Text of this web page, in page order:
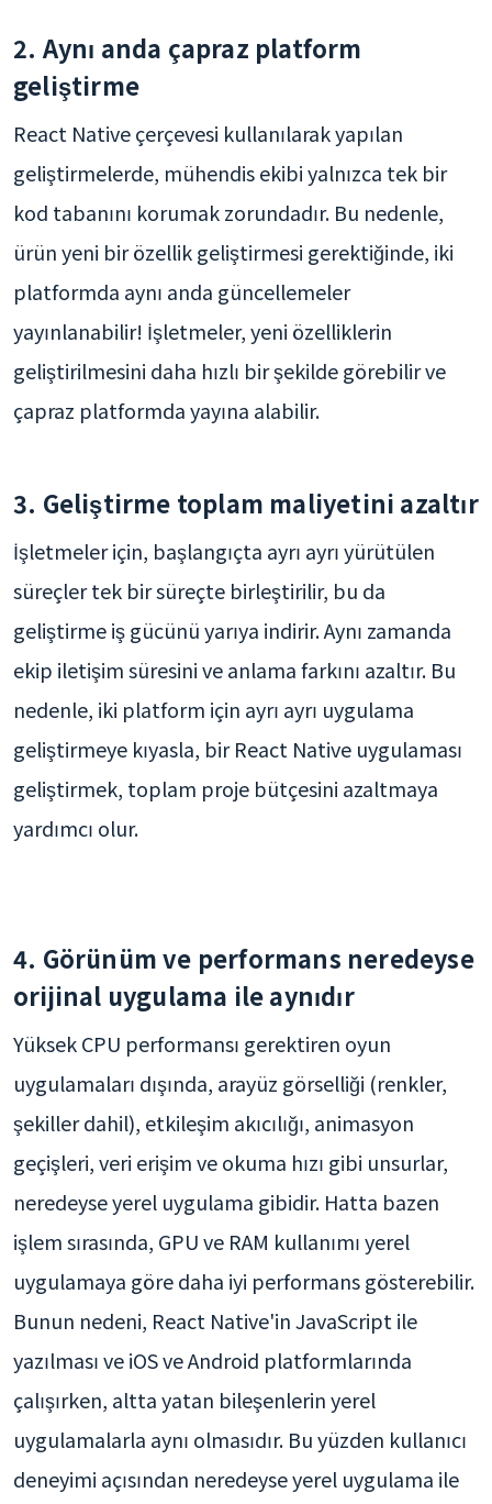
2. Aynı anda çapraz platform
geliştirme
React Native çerçevesi kullanılarak yapılan
geliştirmelerde, mühendis ekibi yalnızca tek bir
kod tabanını korumak zorundadır. Bu nedenle,
ürün yeni bir özellik geliştirmesi gerektiğinde, iki
platformda aynı anda güncellemeler
yayınlanabilir! İşletmeler, yeni özelliklerin
geliştirilmesini daha hızlı bir şekilde görebilir ve
çapraz platformda yayına alabilir.
3. Geliştirme toplam maliyetini azaltır
İşletmeler için, başlangıçta ayrı ayrı yürütülen
süreçler tek bir süreçte birleştirilir, bu da
geliştirme iş gücünü yarıya indirir. Aynı zamanda
ekip iletişim süresini ve anlama farkını azaltır. Bu
nedenle, iki platform için ayrı ayrı uygulama
geliştirmeye kıyasla, bir React Native uygulaması
geliştirmek, toplam proje bütçesini azaltmaya
yardımcı olur.
4. Görünüm ve performans neredeyse
orijinal uygulama ile aynıdır
Yüksek CPU performansı gerektiren oyun
uygulamaları dışında, arayüz görselliği (renkler,
şekiller dahil), etkileşim akıcılığı, animasyon
geçişleri, veri erişim ve okuma hızı gibi unsurlar,
neredeyse yerel uygulama gibidir. Hatta bazen
işlem sırasında, GPU ve RAM kullanımı yerel
uygulamaya göre daha iyi performans gösterebilir.
Bunun nedeni, React Native'in JavaScript ile
yazılması ve iOS ve Android platformlarında
çalışırken, altta yatan bileşenlerin yerel
uygulamalarla aynı olmasıdır. Bu yüzden kullanıcı
deneyimi açısından neredeyse yerel uygulama ile